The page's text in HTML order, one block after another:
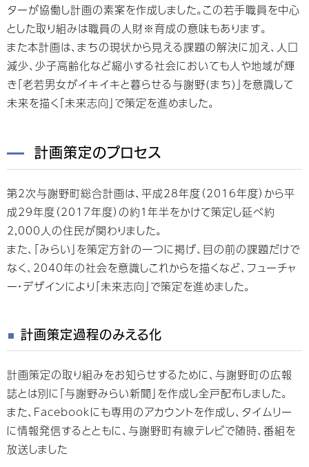
ターが協働し計画の素案を作成しました。この若手職員を中心
とした取り組みは職員の人財※育成の意味もあります。
また本計画は、まちの現状から見える課題の解決に加え、人口
減少、少子高齢化など縮小する社会においても人や地域が輝
き「老若男女がイキイキと暮らせる与謝野(まち)」を意識して
未来を描く「未来志向」で策定を進めました。
計画策定のプロセス
第2次与謝野町総合計画は、平成28年度（2016年度）から平
成29年度（2017年度）の約１年半をかけて策定し延べ約
2,000人の住民が関わりました。
また、「みらい」を策定方針の一つに掲げ、目の前の課題だけで
なく、2040年の社会を意識しこれからを描くなど、フューチャ
ー・デザインにより「未来志向」で策定を進めました。
計画策定過程のみえる化
計画策定の取り組みをお知らせするために、与謝野町の広報
誌とは別に「与謝野みらい新聞」を作成し全戸配布しました。
また、Facebookにも専用のアカウントを作成し、タイムリー
に情報発信するとともに、与謝野町有線テレビで随時、番組を
放送しました